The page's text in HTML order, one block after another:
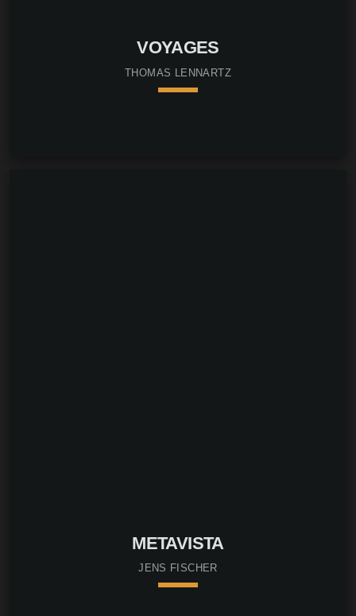
VOYAGES
THOMAS LENNARTZ
METAVISTA
JENS FISCHER